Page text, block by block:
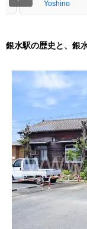
Yoshino
銀水駅の歴史と、銀